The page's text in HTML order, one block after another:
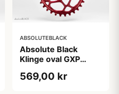
ABSOLUTEBLACK
Absolute Black
Klinge oval GXP
Rød (Antal tænder:
569,00 kr